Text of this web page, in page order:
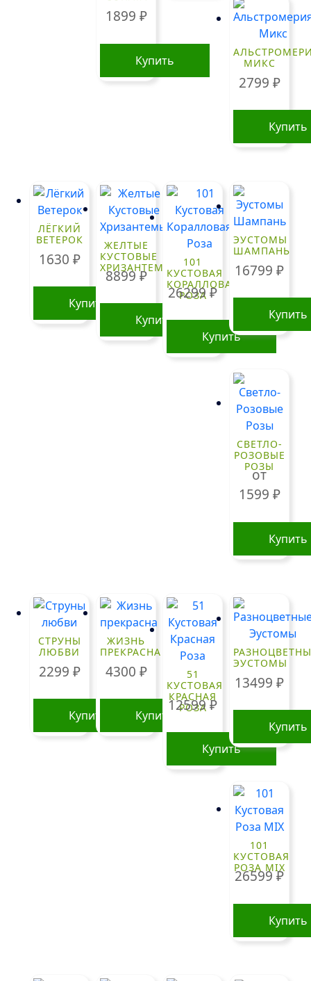
1899 ₽
Купить
товар
несколько
вариаций.МИКС
2799 ₽
Купить
ЛЁГКИЙ
ВЕТЕРОК
1630 ₽
Купить
ЖЕЛТЫЕ
КУСТОВЫЕ
ХРИЗАНТЕМЫ
8899₽
Купить
101
КУСТОВАЯ
КОРАЛЛОВАЯ
РОЗА
26299₽
Купить
ЭУСТОМЫ
ШАМПАНЬ
16799₽
Купить
СВЕТЛО-
РОЗОВЫЕ
РОЗЫ
от
1599 ₽
Купить
Опции
можно
выбрать
странице
товара.
СТРУНЫ
ЛЮБВИ
2299 ₽
Купить
ЖИЗНЬ
ПРЕКРАСНА
4300 ₽
Купить
51
КУСТОВАЯ
КРАСНАЯ
РОЗА
12599₽
Купить
ЭУСТОМЫ
13499₽
Купить
101
КУСТОВАЯ
РОЗА MIX
26599₽
Купить